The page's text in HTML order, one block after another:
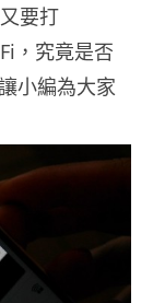
要打
，究竟是否
小編為大家